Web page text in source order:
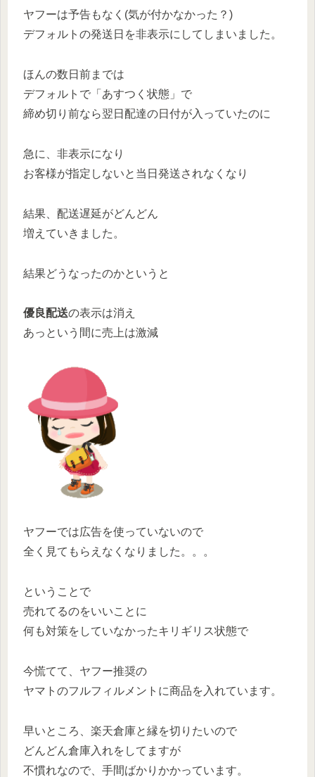
ヤフーは予告もなく(気が付かなかった？)
デフォルトの発送日を非表示にしてしまいました。
ほんの数日前までは
デフォルトで「あすつく状態」で
締め切り前なら翌日配達の日付が入っていたのに
急に、非表示になり
お客様が指定しないと当日発送されなくなり
結果、配送遅延がどんどん
増えていきました。
結果どうなったのかというと
優良配送の表示は消え
あっという間に売上は激減
ヤフーでは広告を使っていないので
全く見てもらえなくなりました。。。
ということで
売れてるのをいいことに
何も対策をしていなかったキリギリス状態で
今慌てて、ヤフー推奨の
ヤマトのフルフィルメントに商品を入れています。
早いところ、楽天倉庫と縁を切りたいので
どんどん倉庫入れをしてますが
不慣れなので、手間ばかりかかっています。